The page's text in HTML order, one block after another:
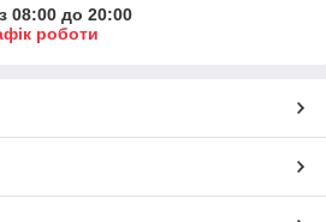
08:00 до 20:00
роботи